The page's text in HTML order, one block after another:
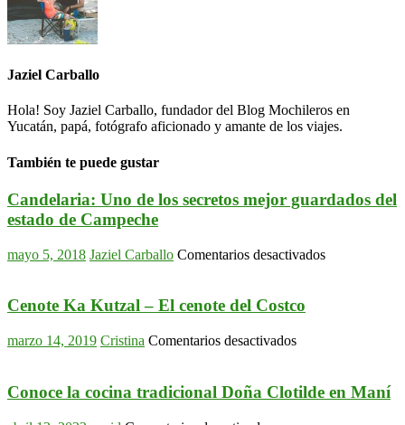
Jaziel Carballo
Hola! Soy Jaziel Carballo, fundador del Blog Mochileros en
Yucatán, papá, fotógrafo aficionado y amante de los viajes.
También te puede gustar
Candelaria: Uno de los secretos mejor guardados del
estado de Campeche
mayo 5, 2018 Jaziel Carballo Comentarios desactivadosen
estado
Cenote Ka Kutzal – El cenote del Costco
marzo 14, 2019 Cristina Comentarios desactivadosen
Kutzal
–
Conoce la cocina tradicional Doña Clotilde en Maní